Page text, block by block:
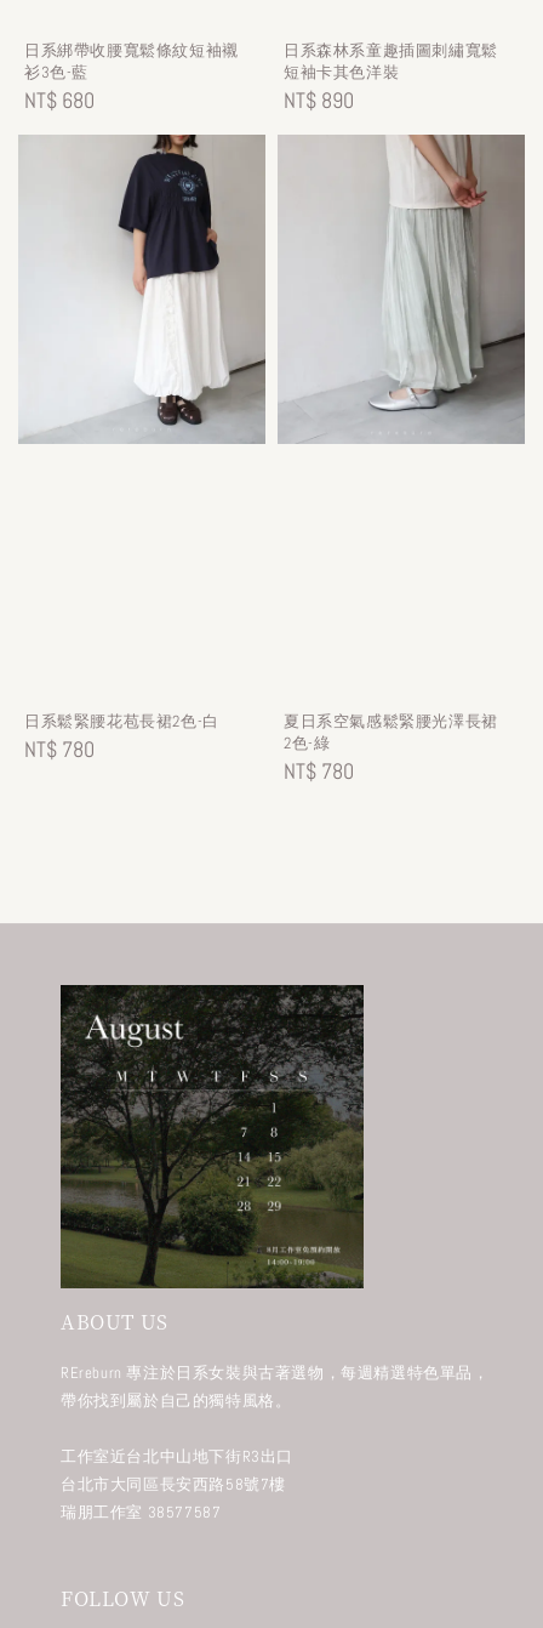
日系綁帶收腰寬鬆條紋短袖襯
衫3色-藍
Regular
price
NT$ 680
日系森林系童趣插圖刺繡寬鬆
短袖卡其色洋裝
Regular
price
NT$ 890
日系鬆緊腰花苞長裙2色-白
Regular
NT$ 780
夏日系空氣感鬆緊腰光澤長裙
2色-綠
Regular
NT$ 780
ABOUT US
REreburn 專注於日系女裝與古著選物，每週精選特色單品，
帶你找到屬於自己的獨特風格。
工作室近台北中山地下街R3出口
台北市大同區長安西路58號7樓
瑞朋工作室 38577587
FOLLOW US